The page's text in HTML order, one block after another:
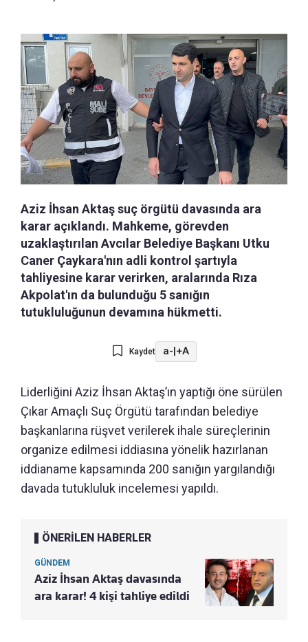
Aziz İhsan Aktaş suç örgütü davasında ara
karar açıklandı. Mahkeme, görevden
uzaklaştırılan Avcılar Belediye Başkanı Utku
Caner Çaykara'nın adli kontrol şartıyla
tahliyesine karar verirken, aralarında Rıza
Akpolat'ın da bulunduğu 5 sanığın
tutukluluğunun devamına hükmetti.
Kaydet a-|+A
Liderliğini Aziz İhsan Aktaş’ın yaptığı öne sürülen
Çıkar Amaçlı Suç Örgütü tarafından belediye
başkanlarına rüşvet verilerek ihale süreçlerinin
organize edilmesi iddiasına yönelik hazırlanan
iddianame kapsamında 200 sanığın yargılandığı
davada tutukluluk incelemesi yapıldı.
ÖNERİLEN HABERLER
GÜNDEM
Aziz İhsan Aktaş davasında
ara karar! 4 kişi tahliye edildi